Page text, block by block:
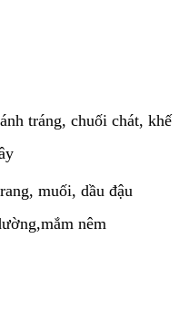
tráng, chuối chát, khế
muối, dầu đậu
nêm